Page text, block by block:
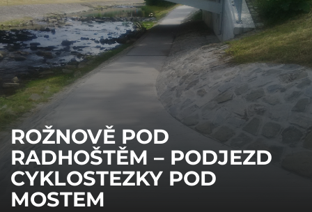
ROŽNOVĚ POD
RADHOŠTĚM – PODJEZD
CYKLOSTEZKY POD
MOSTEM